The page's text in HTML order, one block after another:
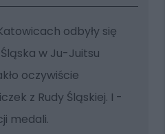
odbyły się
w Ju-Juitsu
oczywiście
z Rudy Śląskiej. I -
medali.